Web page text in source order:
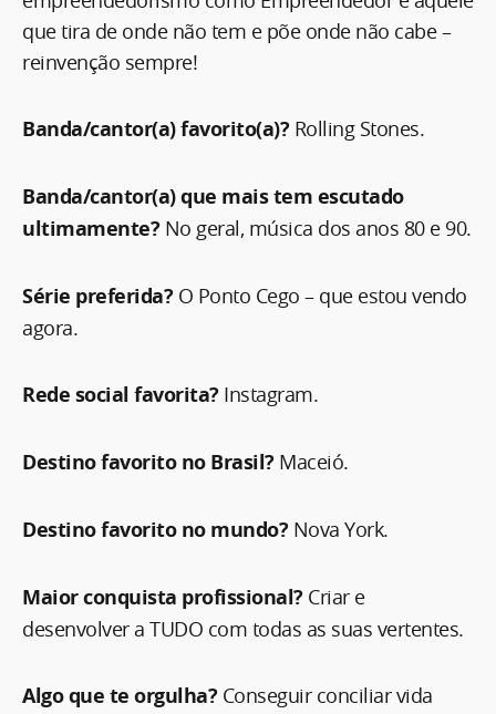
que tira de onde não tem e põe onde não cabe –
reinvenção sempre!
Banda/cantor(a) favorito(a)? Rolling Stones.
Banda/cantor(a) que mais tem escutado
ultimamente?No geral, música dos anos 80 e 90.
Série preferida? O Ponto Cego – que estou vendo
agora.
Rede social favorita? Instagram.
Destino favorito no Brasil? Maceió.
Destino favorito no mundo? Nova York.
Maior conquista profissional? Criar e
desenvolver a TUDO com todas as suas vertentes.
Algo que te orgulha? Conseguir conciliar vida